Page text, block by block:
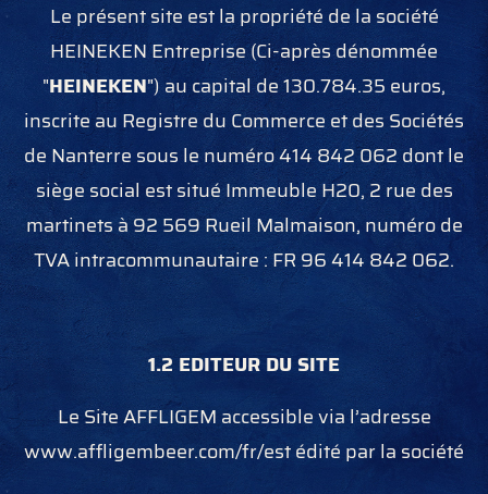
Le présent site est la propriété de la société
HEINEKEN Entreprise (Ci-après dénommée
"HEINEKEN") au capital de 130.784.35 euros,
inscrite au Registre du Commerce et des Sociétés
de Nanterre sous le numéro 414 842 062 dont le
siège social est situé Immeuble H20, 2 rue des
martinets à 92 569 Rueil Malmaison, numéro de
TVA intracommunautaire : FR 96 414 842 062.
1.2 EDITEUR DU SITE
Le Site AFFLIGEM accessible via l’adresse
www.affligembeer.com/fr/est édité par la société